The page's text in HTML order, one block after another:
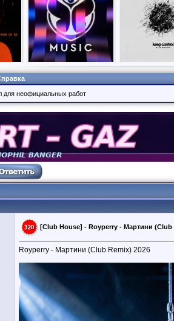
для неофициальных работ
[Club House] - Royperry - Мартини (Club
Royperry - Мартини (Club Remix) 2026